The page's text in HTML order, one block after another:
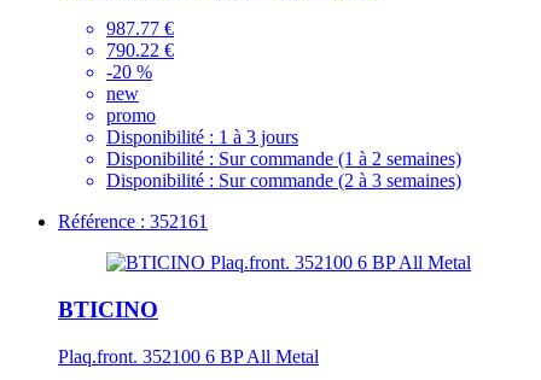
987.77 €
790.22 €
-20 %
new
promo
Disponibilité : 1 à 3 jours
Disponibilité : Sur commande (1 à 2 semaines)
Disponibilité : Sur commande (2 à 3 semaines)
Référence : 352161
BTICINO
Plaq.front. 352100 6 BP All Metal